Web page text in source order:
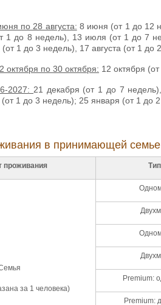
по 28 августа: 8 июня (от 1 до 12
1 до 8 недель), 13 июля (от 1 до 7
(от 1 до 3 недель), 17 августа (от 1 до
октября по 30 октября: 12 октября
2027: 21 декабря (от 1 до 7
1 до 3 недель); 25 января (от 1 до
в принимающей
проживания
за 1 человека)
Premium:
Premium: